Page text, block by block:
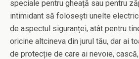
speciale pentru gheață sau pentru
intimidant să folosești unelte
de aspectul siguranței, atât pentru
oricine altcineva din jurul tău, dar ai
de protecție de care ai nevoie,